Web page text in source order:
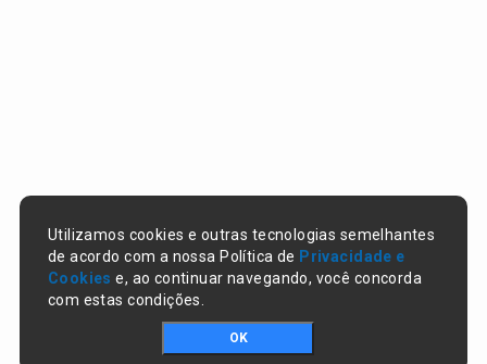
Utilizamos cookies e outras tecnologias semelhantes
de acordo com a nossa Política de Privacidade e
Cookies e, ao continuar navegando, você concorda
com estas condições.
OK